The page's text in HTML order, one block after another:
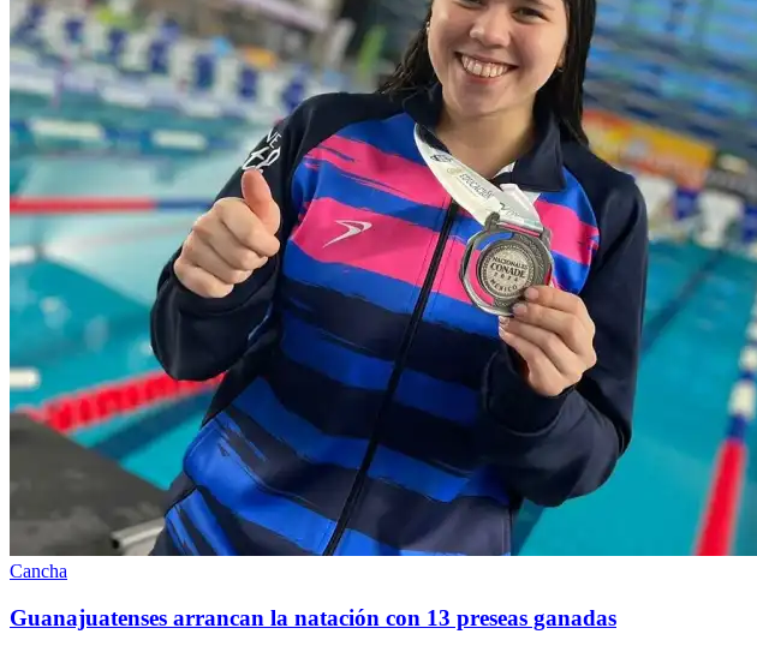
Cancha
Guanajuatenses arrancan la natación con 13 preseas ganadas